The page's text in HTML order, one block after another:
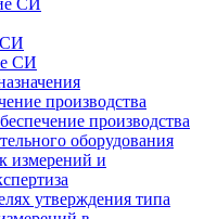
СИ
СИ
производства
производства
оборудования
измерений и
утверждения типа